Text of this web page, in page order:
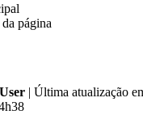
página
| Última atualização